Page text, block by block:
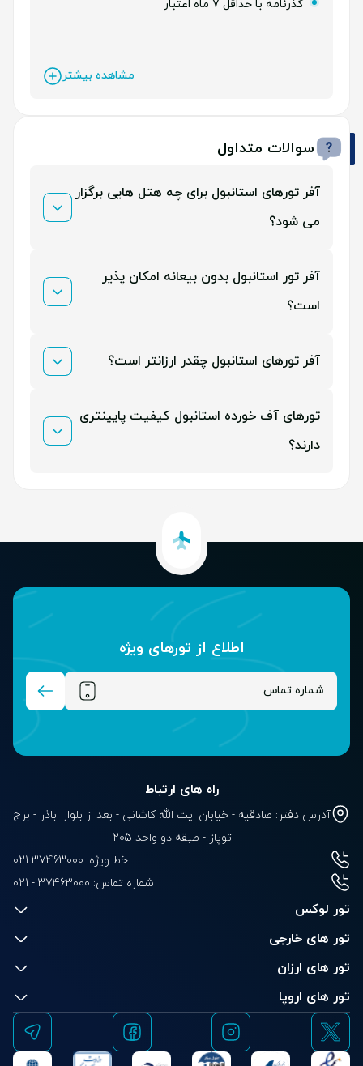
گذرنامه با حداقل 7 ماه اعتبار
مشاهده بیشتر
سوالات متداول
آفر تورهای استانبول برای چه هتل هایی برگزار
می شود؟
هتل های سه ستاره، 4 و 5 ستاره از نوع ALL و UALL
آفر تور استانبول بدون بیعانه امکان پذیر
است؟
خیر باید 50% از مبلغ کل تور استانبول را به شکل پیش
آفر تورهای استانبول چقدر ارزانتر است؟
بسته به زمان سفر و نوع هتل و میزان درخواست مسافران
متغیر است و نرخ ثابتی ندارد.
تورهای آف خورده استانبول کیفیت پایینتری
دارند؟
اطلاع از تور‌های ویژه
راه های ارتباط
آدرس دفتر: صادقیه - خیابان ایت الله کاشانی - بعد از بلوار‌‌ اباذر - برج
توپاز - طبقه دو واحد 205
خط ویژه: 37463000 021
شماره تماس: 021 - 37463000
تور لوکس
تور های خارجی
تور های ارزان
تور های اروپا